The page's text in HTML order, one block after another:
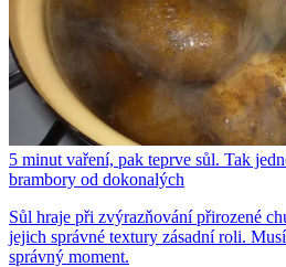
5 minut vaření, pak teprve sůl. Tak
brambory od dokonalých
Sůl hraje při zvýrazňování přirozené
jejich správné textury zásadní roli.
správný moment.